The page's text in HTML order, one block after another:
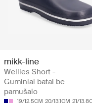
mikk-line
Wellies Short -
Guminiai batai be
pamušalo
19/12.5CM 20/13.1CM 21/